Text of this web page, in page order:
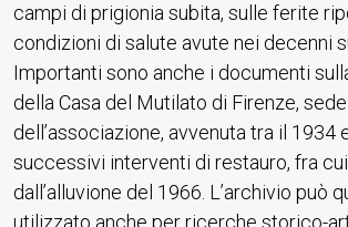
campi di prigionia subita, sulle ferite
condizioni di salute avute nei decenni
Importanti sono anche i documenti
della Casa del Mutilato di Firenze, sede
dell’associazione, avvenuta tra il 1934
successivi interventi di restauro, fra
dall’alluvione del 1966. L’archivio può
utilizzato anche per ricerche storico-